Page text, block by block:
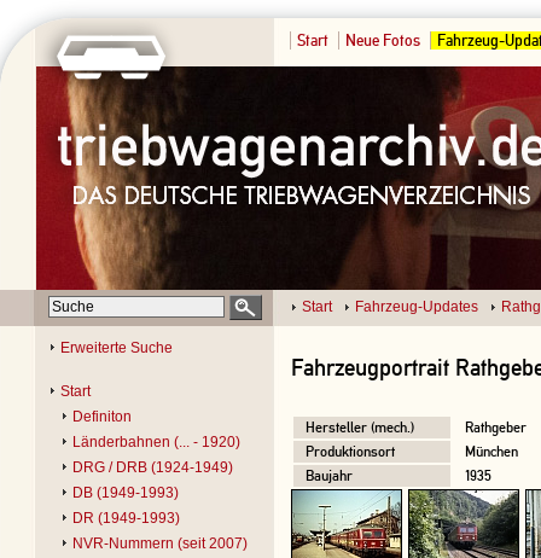
Start Neue Fotos Fahrzeug-
Start Fahrzeug-Updates
Erweiterte Suche
Start
Definiton
Länderbahnen (... - 1920)
DRG / DRB (1924-1949)
DB (1949-1993)
DR (1949-1993)
NVR-Nummern (seit 2007)
Fahrzeugportrait
Hersteller (mech.)
Rathgeber
Produktionsort
München
Baujahr
1935